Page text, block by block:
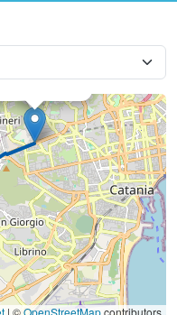
Nesima